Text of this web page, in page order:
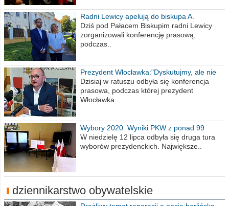
Radni Lewicy apelują do biskupa A.
Wiesława Meringa
Dziś pod Pałacem Biskupim radni Lewicy
zorganizowali konferencję prasową,
podczas..
Prezydent Włocławka:"Dyskutujmy, ale nie
obrażajmy się”
Dzisiaj w ratuszu odbyła się konferencja
prasowa, podczas której prezydent
Włocławka..
Wybory 2020. Wyniki PKW z ponad 99
procent obwodów
W niedzielę 12 lipca odbyła się druga tura
wyborów prezydenckich. Największe..
dziennikarstwo obywatelskie